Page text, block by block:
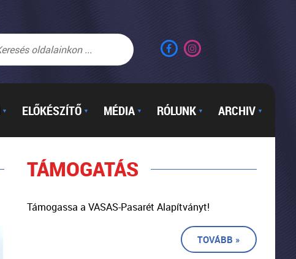
▼ ELŐKÉSZÍTŐ ▼ MÉDIA ▼ RÓLUNK ▼ ARCHIV ▼
TÁMOGATÁS
Támogassa a VASAS-Pasarét Alapítványt!
TOVÁBB »